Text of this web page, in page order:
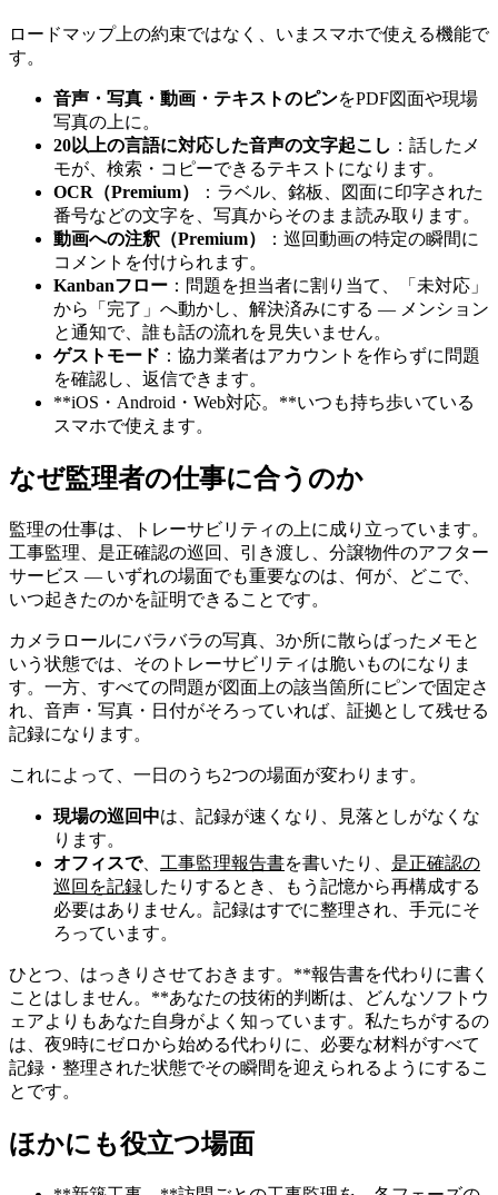
ロードマップ上の約束ではなく、いまスマホで使える機能で
す。
音声・写真・動画・テキストのピンをPDF図面や現場
写真の上に。
20以上の言語に対応した音声の文字起こし ：話したメ
モが、検索・コピーできるテキストになります。
OCR（Premium）
：ラベル、銘板、図面に印字された
番号などの文字を、写真からそのまま読み取ります。
動画への注釈（Premium）
：巡回動画の特定の瞬間に
コメントを付けられます。
Kanbanフロー ：問題を担当者に割り当て、「未対応」
から「完了」へ動かし、解決済みにする ― メンション
と通知で、誰も話の流れを見失いません。
ゲストモード ：協力業者はアカウントを作らずに問題
を確認し、返信できます。
**iOS・Android・Web対応。**いつも持ち歩いている
スマホで使えます。
なぜ監理者の仕事に合うのか
監理の仕事は、トレーサビリティの上に成り立っています。
工事監理、是正確認の巡回、引き渡し、分譲物件のアフター
サービス ― いずれの場面でも重要なのは、何が、どこで、
いつ起きたのかを証明できることです。
カメラロールにバラバラの写真、3か所に散らばったメモと
いう状態では、そのトレーサビリティは脆いものになりま
す。一方、すべての問題が図面上の該当箇所にピンで固定さ
れ、音声・写真・日付がそろっていれば、証拠として残せる
記録になります。
これによって、一日のうち2つの場面が変わります。
現場の巡回中は、記録が速くなり、見落としがなくな
ります。
オフィスで、 工事監理報告書を書いたり、 是正確認の
巡回を記録したりするとき、もう記憶から再構成する
必要はありません。記録はすでに整理され、手元にそ
ろっています。
ひとつ、はっきりさせておきます。**報告書を代わりに書く
ことはしません。**あなたの技術的判断は、どんなソフトウ
ェアよりもあなた自身がよく知っています。私たちがするの
は、夜9時にゼロから始める代わりに、必要な材料がすべて
記録・整理された状態でその瞬間を迎えられるようにするこ
とです。
ほかにも役立つ場面